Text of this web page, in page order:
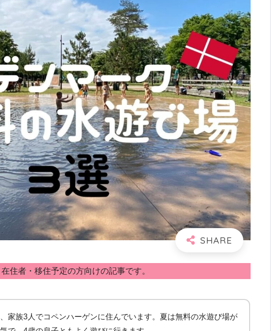
住者・移住予定の方向けの記事です。
家族3人でコペンハーゲンに住んでいます。夏は無料の水遊び場が